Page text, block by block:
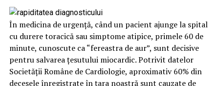
Tehnologie CNC pentru precizie și detalii unice
Utilizăm servicii CNC de înaltă precizie pentru a realiza
În medicina de urgență, când un pacient ajunge la spital
cu durere toracică sau simptome atipice, primele 60 de
minute, cunoscute ca “fereastra de aur”, sunt decisive
pentru salvarea țesutului miocardic. Potrivit datelor
Societății Române de Cardiologie, aproximativ 60% din
decesele înregistrate în țara noastră sunt cauzate de